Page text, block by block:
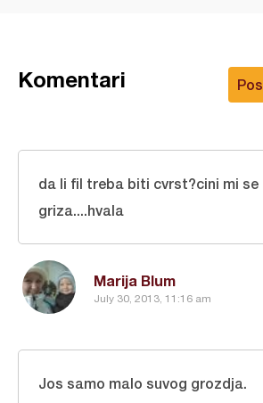
Komentari
Marija Blum
July 30, 2013, 11:16 am
da li fil treba biti cvrst?cini mi se
griza....hvala
Jos samo malo suvog grozdja.